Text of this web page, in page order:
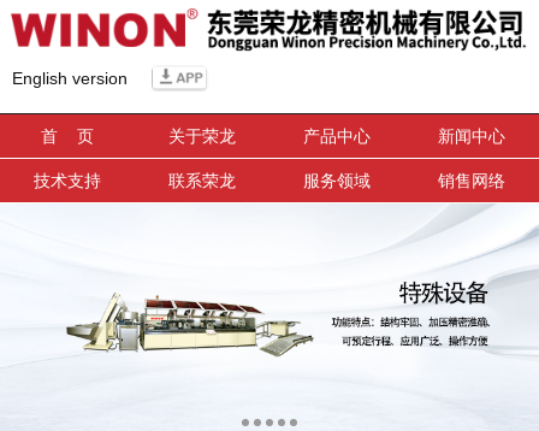
English version
首 页 关于荣龙 产品中心 新闻中心
技术支持 联系荣龙 服务领域 销售网络
信息搜索
搜索